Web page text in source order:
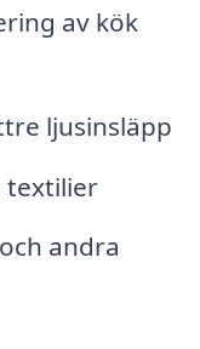
av kök
ljusinsläpp
textilier
andra